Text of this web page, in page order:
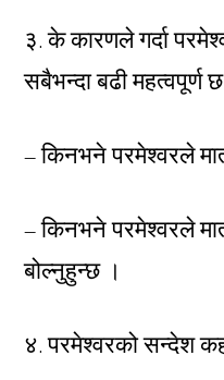
३. के कारणले गर्दा
सबैभन्दा बढी महत्वपूर्ण
– किनभने परमेश्वरले
– किनभने परमेश्वरले
बोल्नुहुन्छ ।
४. परमेश्वरको सन्देश